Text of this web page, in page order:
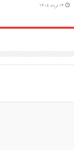
14 مرداد 1405